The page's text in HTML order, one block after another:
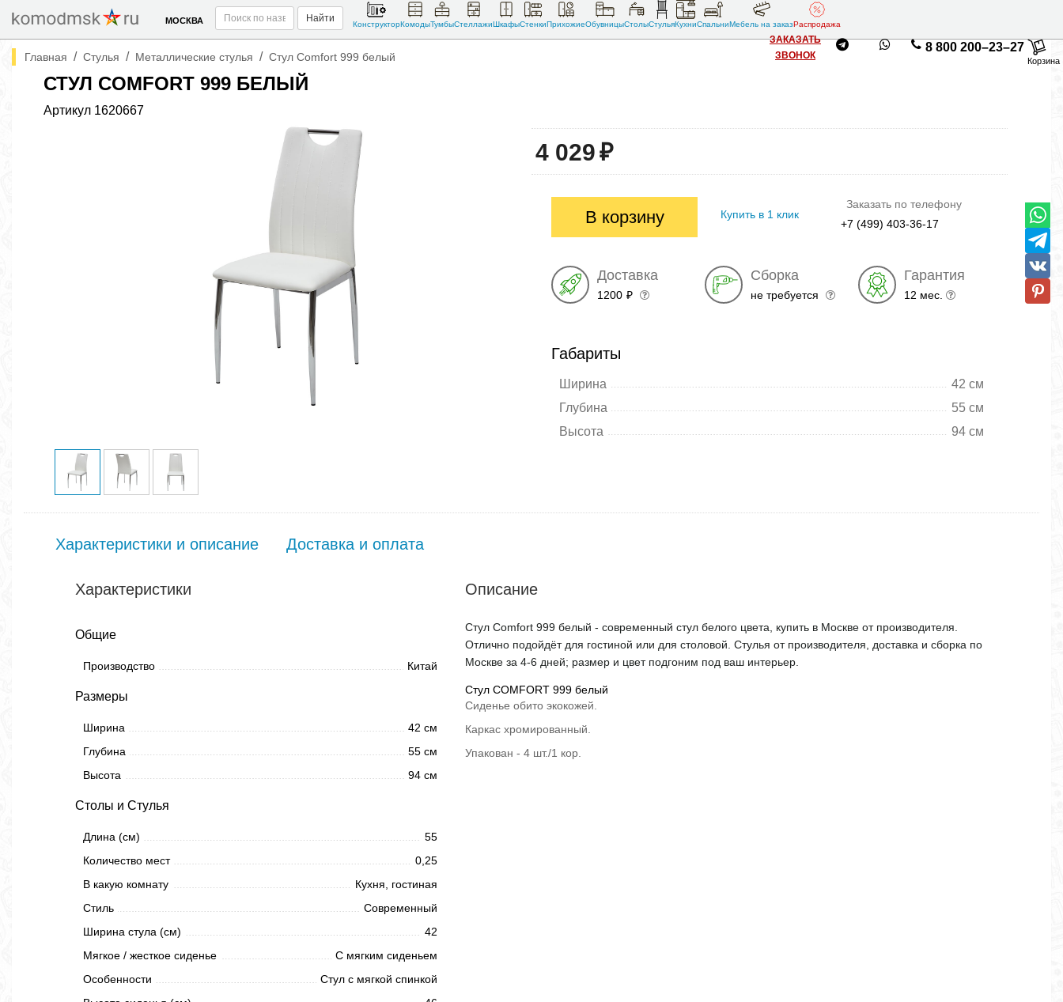
МОСКВА Найти
КонструкторКомодыТумбыСтеллажиШкафыСтенкиПрихожиеОбувницыСтолыСтульяКухниСпальниМебель на заказРаспродажа
ЗАКАЗАТЬ
ЗВОНОК
8 800 200–23–27
Корзина
Главная / Стулья / Металлические стулья / Стул Comfort 999 белый
СТУЛ COMFORT 999 БЕЛЫЙ
Артикул 1620667
4 029₽
В корзину Купить в 1 клик
Заказать по телефону
+7 (499) 403-36-17
Доставка
1200 ₽
Сборка
не требуется
Гарантия
12 мес.
Габариты
Ширина
42 см
Глубина
55 см
Высота
94 см
Характеристики и описание Доставка и оплата
Характеристики
Общие
Производство Китай
Размеры
Ширина
42 см
Глубина
55 см
Высота
94 см
Столы и Стулья
Длина (см)
55
Количество мест
0,25
В какую комнату
Кухня, гостиная
Стиль
Современный
Ширина стула (см)
42
Мягкое / жесткое сиденье
С мягким сиденьем
Особенности
Стул с мягкой спинкой
Описание
Стул Comfort 999 белый - современный стул белого цвета, купить в Москве от производителя.
Отлично подойдёт для гостиной или для столовой. Стулья от производителя, доставка и сборка по
Москве за 4-6 дней; размер и цвет подгоним под ваш интерьер.
Стул COMFORT 999 белый
Сиденье обито экокожей.
Каркас хромированный.
Упакован - 4 шт./1 кор.